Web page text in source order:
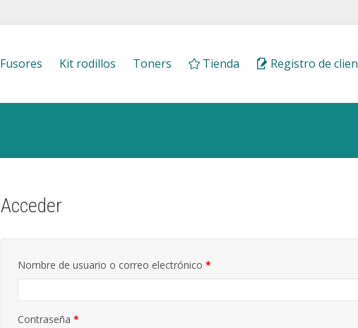
Fusores Kit rodillos Toners Tienda Registro de
Acceder
Nombre de usuario o correo electrónico *Obligatorio
Contraseña *Obligatorio